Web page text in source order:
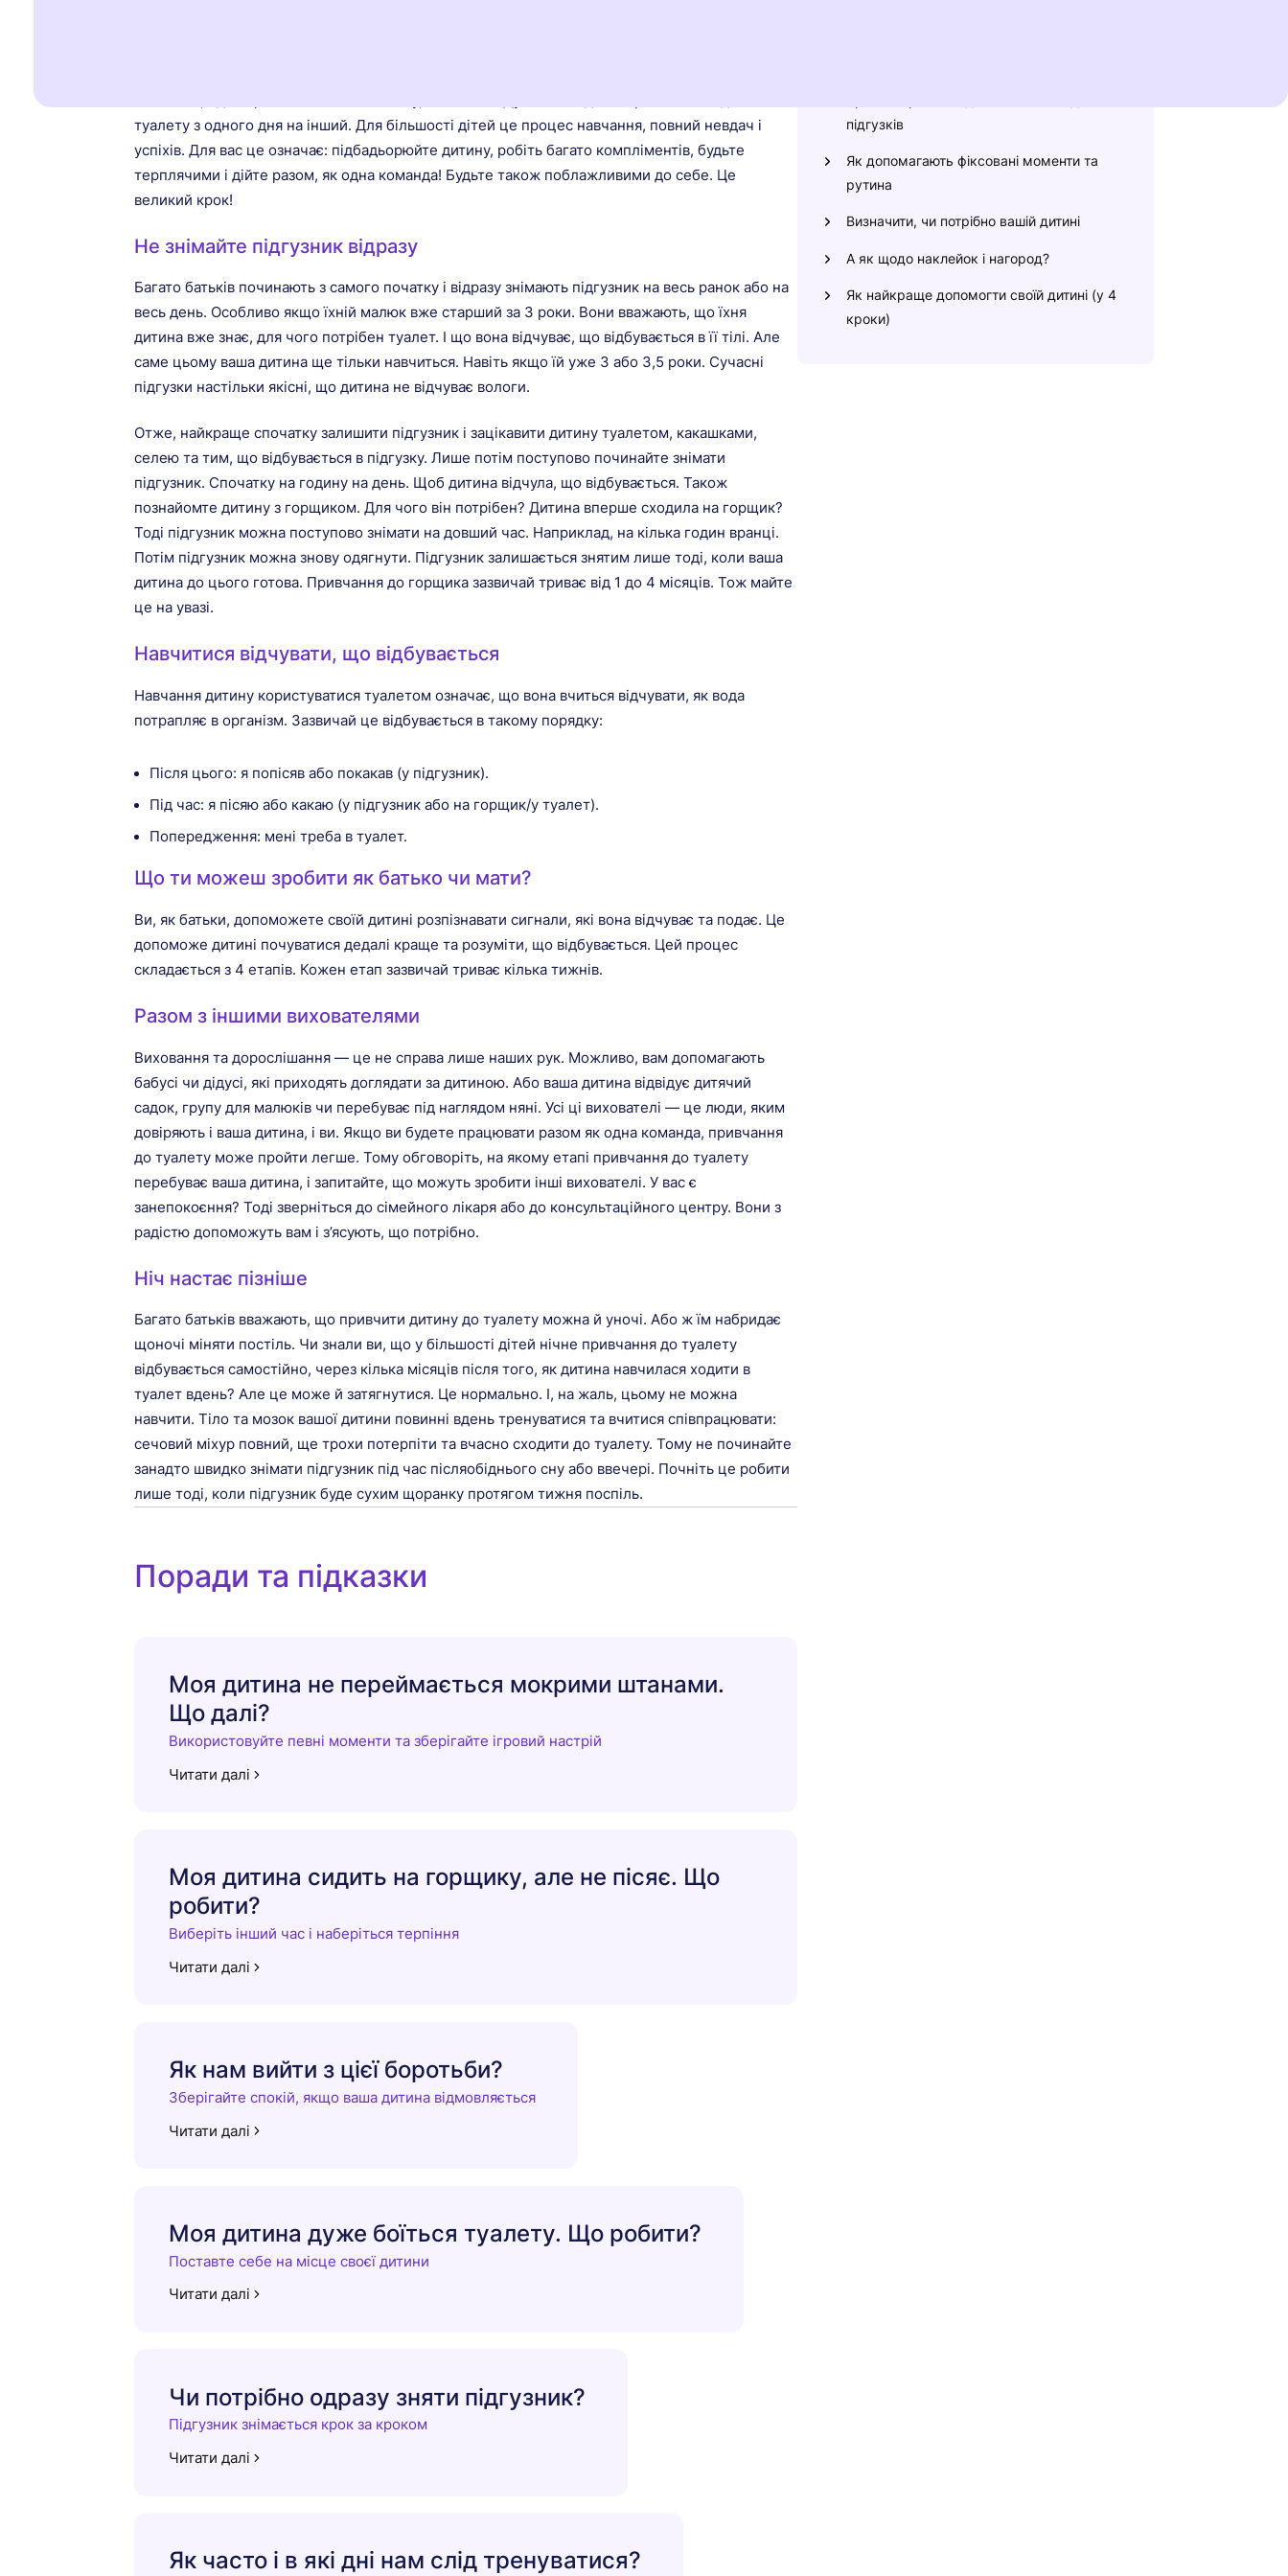
туалету з одного дня на інший. Для більшості дітей це процес навчання, повний невдач і
успіхів. Для вас це означає: підбадьорюйте дитину, робіть багато компліментів, будьте
терплячими і дійте разом, як одна команда! Будьте також поблажливими до себе. Це
великий крок!
Не знімайте підгузник відразу
Багато батьків починають з самого початку і відразу знімають підгузник на весь ранок або на
весь день. Особливо якщо їхній малюк вже старший за 3 роки. Вони вважають, що їхня
дитина вже знає, для чого потрібен туалет. І що вона відчуває, що відбувається в її тілі. Але
саме цьому ваша дитина ще тільки навчиться. Навіть якщо їй уже 3 або 3,5 роки. Сучасні
підгузки настільки якісні, що дитина не відчуває вологи.
Отже, найкраще спочатку залишити підгузник і зацікавити дитину туалетом, какашками,
селею та тим, що відбувається в підгузку. Лише потім поступово починайте знімати
підгузник. Спочатку на годину на день. Щоб дитина відчула, що відбувається. Також
познайомте дитину з горщиком. Для чого він потрібен? Дитина вперше сходила на горщик?
Тоді підгузник можна поступово знімати на довший час. Наприклад, на кілька годин вранці.
Потім підгузник можна знову одягнути. Підгузник залишається знятим лише тоді, коли ваша
дитина до цього готова. Привчання до горщика зазвичай триває від 1 до 4 місяців. Тож майте
це на увазі.
Навчитися відчувати, що відбувається
Навчання дитину користуватися туалетом означає, що вона вчиться відчувати, як вода
потрапляє в організм. Зазвичай це відбувається в такому порядку:
Після цього: я попісяв або покакав (у підгузник).
Під час: я пісяю або какаю (у підгузник або на горщик/у туалет).
Попередження: мені треба в туалет.
Що ти можеш зробити як батько чи мати?
Ви, як батьки, допоможете своїй дитині розпізнавати сигнали, які вона відчуває та подає. Це
допоможе дитині почуватися дедалі краще та розуміти, що відбувається. Цей процес
складається з 4 етапів. Кожен етап зазвичай триває кілька тижнів.
Разом з іншими вихователями
Виховання та дорослішання — це не справа лише наших рук. Можливо, вам допомагають
бабусі чи дідусі, які приходять доглядати за дитиною. Або ваша дитина відвідує дитячий
садок, групу для малюків чи перебуває під наглядом няні. Усі ці вихователі — це люди, яким
довіряють і ваша дитина, і ви. Якщо ви будете працювати разом як одна команда, привчання
до туалету може пройти легше. Тому обговоріть, на якому етапі привчання до туалету
перебуває ваша дитина, і запитайте, що можуть зробити інші вихователі. У вас є
занепокоєння? Тоді зверніться до сімейного лікаря або до консультаційного центру. Вони з
радістю допоможуть вам і з’ясують, що потрібно.
Ніч настає пізніше
Багато батьків вважають, що привчити дитину до туалету можна й уночі. Або ж їм набридає
щоночі міняти постіль. Чи знали ви, що у більшості дітей нічне привчання до туалету
відбувається самостійно, через кілька місяців після того, як дитина навчилася ходити в
туалет вдень? Але це може й затягнутися. Це нормально. І, на жаль, цьому не можна
навчити. Тіло та мозок вашої дитини повинні вдень тренуватися та вчитися співпрацювати:
сечовий міхур повний, ще трохи потерпіти та вчасно сходити до туалету. Тому не починайте
занадто швидко знімати підгузник під час післяобіднього сну або ввечері. Почніть це робити
лише тоді, коли підгузник буде сухим щоранку протягом тижня поспіль.
Поради та підказки
Моя дитина не переймається мокрими штанами.
Що далі?
Використовуйте певні моменти та зберігайте ігровий настрій
Читати далі
Моя дитина сидить на горщику, але не пісяє. Що
робити?
Виберіть інший час і наберіться терпіння
Читати далі
Як нам вийти з цієї боротьби?
Зберігайте спокій, якщо ваша дитина відмовляється
Читати далі
Моя дитина дуже боїться туалету. Що робити?
Поставте себе на місце своєї дитини
Читати далі
Чи потрібно одразу зняти підгузник?
Підгузник знімається крок за кроком
Читати далі
Як часто і в які дні нам слід тренуватися?
підгузків
Як допомагають фіксовані моменти та
рутина
Визначити, чи потрібно вашій дитині
А як щодо наклейок і нагород?
Як найкраще допомогти своїй дитині (у 4
кроки)